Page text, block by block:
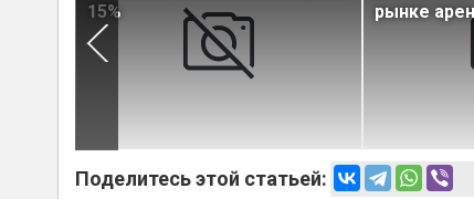
15%
рынке
Поделитесь этой статьей: